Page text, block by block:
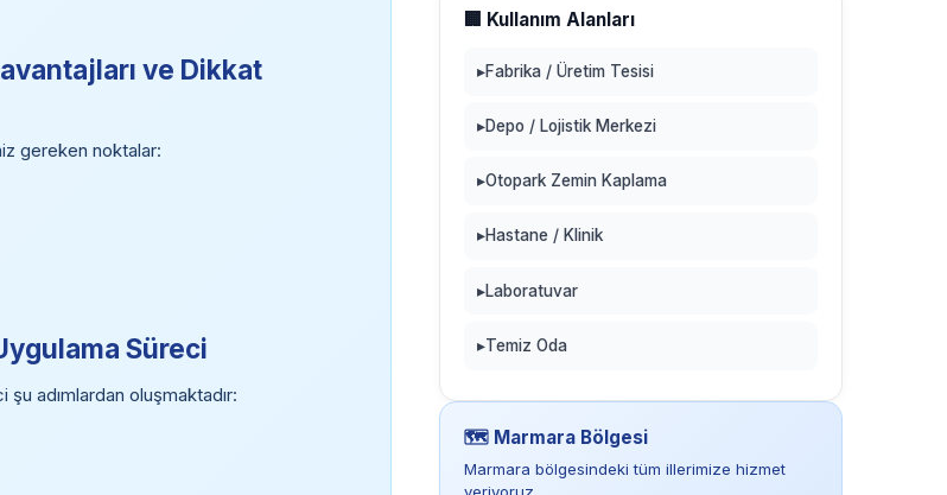
ve Dikkat
gereken noktalar:
Süreci
adımlardan oluşmaktadır:
🏢 Kullanım Alanları
▸Fabrika / Üretim Tesisi
▸Depo / Lojistik Merkezi
▸Otopark Zemin Kaplama
▸Hastane / Klinik
▸Laboratuvar
▸Temiz Oda
🗺️ Marmara Bölgesi
Marmara bölgesindeki tüm illerimize hizmet